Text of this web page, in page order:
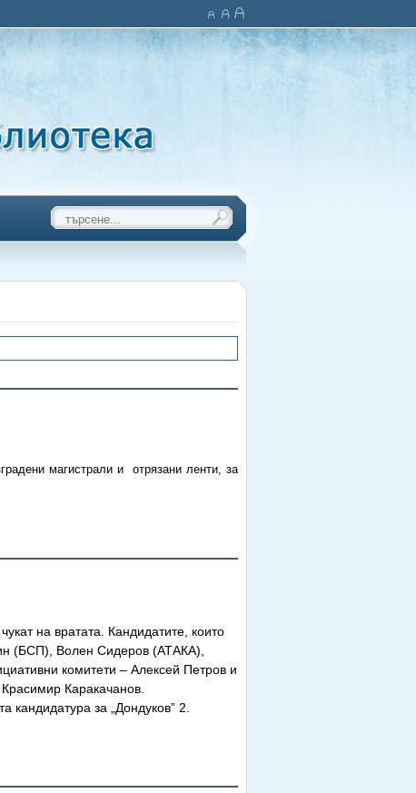
магистрали и
отрязани ленти, за
на вратата. Кандидатите, които
(БСП), Волен Сидеров (АТАКА),
комитети – Алексей Петров и
Каракачанов.
кандидатура за „Дондуков” 2.